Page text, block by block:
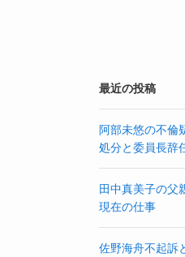
最近の投稿
阿部未悠の不倫
処分と委員長辞
田中真美子の父
現在の仕事
佐野海舟不起訴